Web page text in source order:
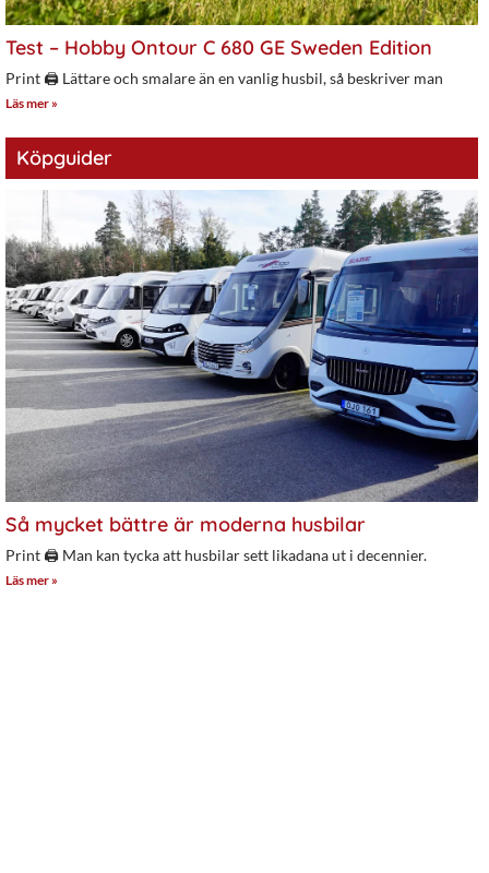
Test – Hobby Ontour C 680 GE Sweden Edition
Print 🖨 Lättare och smalare än en vanlig husbil, så beskriver man
Läs mer »
Köpguider
Så mycket bättre är moderna husbilar
Print 🖨 Man kan tycka att husbilar sett likadana ut i decennier.
Läs mer »